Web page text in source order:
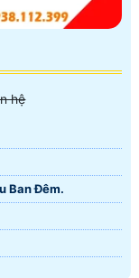
hệ
Ban Ðêm.